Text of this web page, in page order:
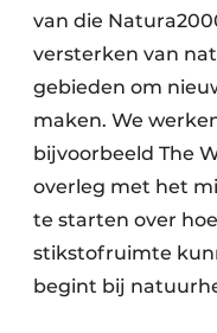
van die
versterken van
gebieden om
maken. We
bijvoorbeeld The
overleg met het
te starten over
stikstofruimte
begint bij